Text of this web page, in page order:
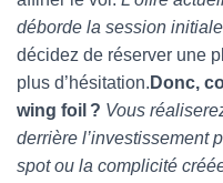
déborde la session
décidez de réserver une
plus d’hésitation. Donc,
wing foil ? Vous
derrière l’investissement
spot ou la complicité